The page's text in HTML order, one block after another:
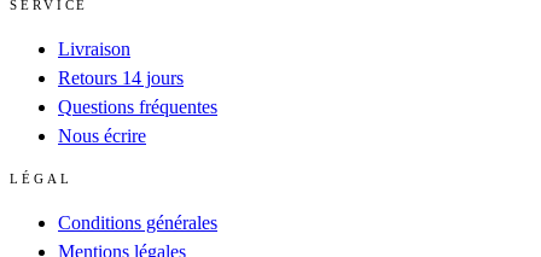
SERVICE
Livraison
Retours 14 jours
Questions fréquentes
Nous écrire
LÉGAL
Conditions générales
Mentions légales